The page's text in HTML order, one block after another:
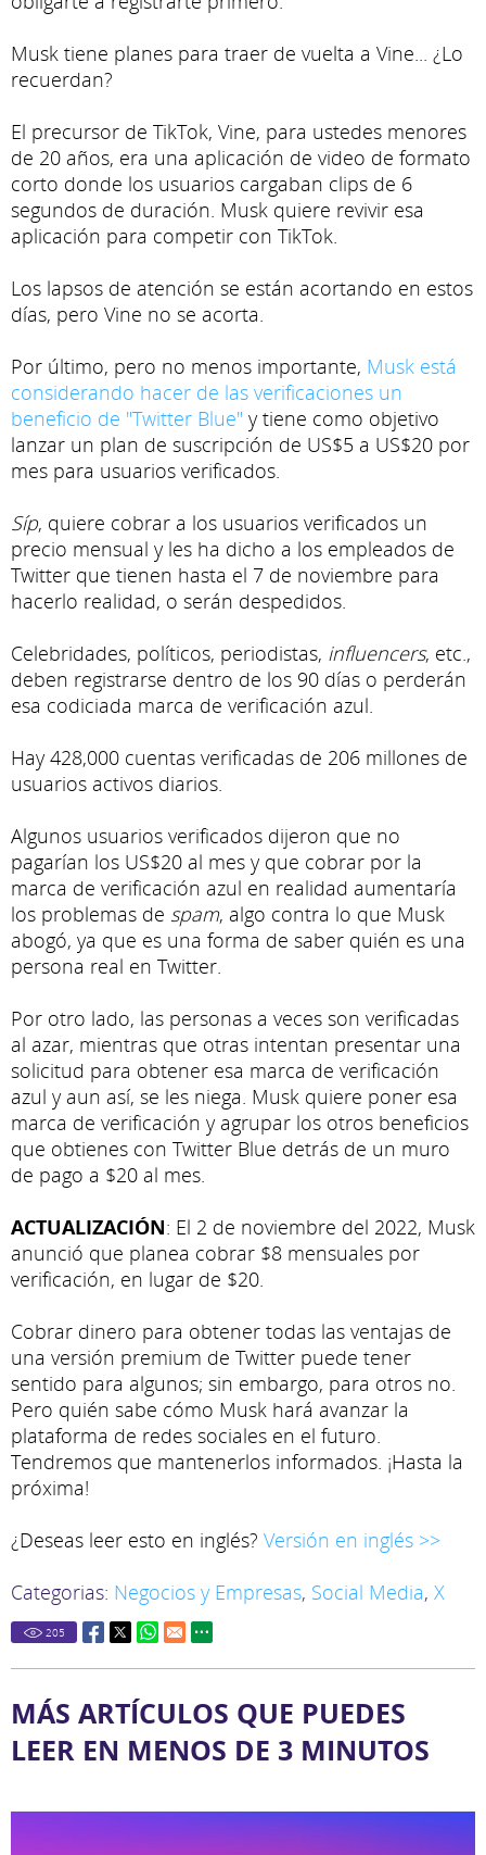
Musk tiene planes para traer de vuelta a Vine... ¿Lo
recuerdan?
El precursor de TikTok, Vine, para ustedes menores
de 20 años, era una aplicación de video de formato
corto donde los usuarios cargaban clips de 6
segundos de duración. Musk quiere revivir esa
aplicación para competir con TikTok.
Los lapsos de atención se están acortando en estos
días, pero Vine no se acorta.
Por último, pero no menos importante, Musk está
considerando hacer de las verificaciones un
beneficio de "Twitter Blue" y tiene como objetivo
lanzar un plan de suscripción de US$5 a US$20 por
mes para usuarios verificados.
Síp, quiere cobrar a los usuarios verificados un
precio mensual y les ha dicho a los empleados de
Twitter que tienen hasta el 7 de noviembre para
hacerlo realidad, o serán despedidos.
Celebridades, políticos, periodistas, influencers, etc.,
deben registrarse dentro de los 90 días o perderán
esa codiciada marca de verificación azul.
Hay 428,000 cuentas verificadas de 206 millones de
usuarios activos diarios.
Algunos usuarios verificados dijeron que no
pagarían los US$20 al mes y que cobrar por la
marca de verificación azul en realidad aumentaría
los problemas de spam, algo contra lo que Musk
abogó, ya que es una forma de saber quién es una
persona real en Twitter.
Por otro lado, las personas a veces son verificadas
al azar, mientras que otras intentan presentar una
solicitud para obtener esa marca de verificación
azul y aun así, se les niega. Musk quiere poner esa
marca de verificación y agrupar los otros beneficios
que obtienes con Twitter Blue detrás de un muro
de pago a $20 al mes.
ACTUALIZACIÓN: El 2 de noviembre del 2022, Musk
anunció que planea cobrar $8 mensuales por
verificación, en lugar de $20.
Cobrar dinero para obtener todas las ventajas de
una versión premium de Twitter puede tener
sentido para algunos; sin embargo, para otros no.
Pero quién sabe cómo Musk hará avanzar la
plataforma de redes sociales en el futuro.
Tendremos que mantenerlos informados. ¡Hasta la
próxima!
¿Deseas leer esto en inglés? Versión en inglés >>
Categorias: Negocios y Empresas, Social Media, X
205
MÁS ARTÍCULOS QUE PUEDES
LEER EN MENOS DE 3 MINUTOS